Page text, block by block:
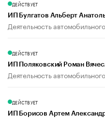
ДЕЙСТВУЕТ
ИП Булгатов Альберт
Деятельность
ДЕЙСТВУЕТ
ИП Поляковский Роман
Деятельность
ДЕЙСТВУЕТ
ИП Борисов Артем